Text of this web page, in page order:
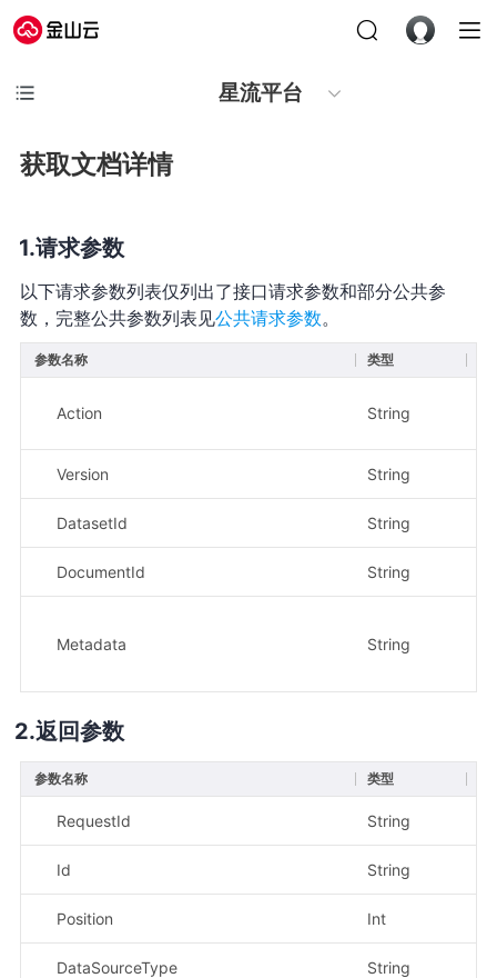
星流平台
获取文档详情
请求参数
以下请求参数列表仅列出了接口请求参数和部分公共参
数，完整公共参数列表见公共请求参数。
参数名称 类型
Action String
Version String
DatasetId String
DocumentId String
Metadata String
返回参数
参数名称 类型
RequestId String
Id String
Position Int
DataSourceType String